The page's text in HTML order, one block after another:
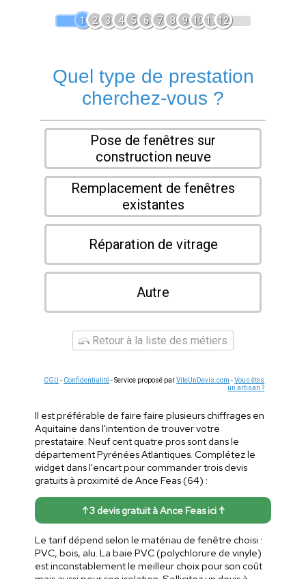
1 2 3 4 5 6 7 8 9 1011 12
Quel type de prestation
cherchez-vous ?
Pose de fenêtres sur
construction neuve
Remplacement de fenêtres
existantes
Réparation de vitrage
Autre
Retour à la liste des métiers
CGU - Confidentialité- Service proposé parViteUnDevis.com -Vous êtes
un artisan ?
Il est préférable de faire faire plusieurs chiffrages en
Aquitaine dans l'intention de trouver votre
prestataire. Neuf cent quatre pros sont dans le
département Pyrénées Atlantiques. Complétez le
widget dans l'encart pour commander trois devis
gratuits à proximité de Ance Feas (64) :
↑ 3 devis gratuit à Ance Feas ici ↑
Le tarif dépend selon le matériau de fenêtre choisi :
PVC, bois, alu. La baie PVC (polychlorure de vinyle)
est inconstablement le meilleur choix pour son coût